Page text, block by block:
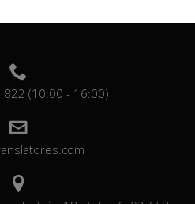
(10:00 - 16:00)